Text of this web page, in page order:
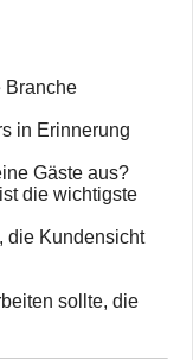
Branche
in Erinnerung
Gäste aus?
die wichtigste
die Kundensicht
sollte, die